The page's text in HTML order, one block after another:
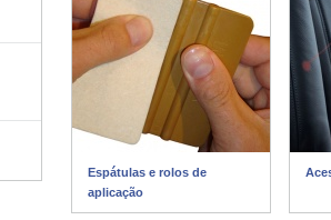
Espátulas e rolos de
aplicação